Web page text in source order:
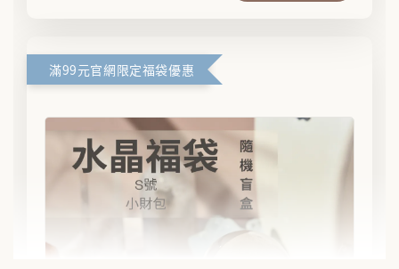
滿99元官網限定福袋優惠